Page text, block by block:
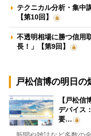
テクニカル分析・集中
【第10回】
不透明相場に勝つ信用
長！」【第9回】
戸松信博の明日の
【戸松
デバイス
要…